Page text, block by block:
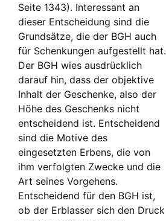
Seite 1343). Interessant an
dieser Entscheidung sind die
Grundsätze, die der BGH auch
für Schenkungen aufgestellt hat.
Der BGH wies ausdrücklich
darauf hin, dass der objektive
Inhalt der Geschenke, also der
Höhe des Geschenks nicht
entscheidend ist. Entscheidend
sind die Motive des
eingesetzten Erbens, die von
ihm verfolgten Zwecke und die
Art seines Vorgehens.
Entscheidend für den BGH ist,
ob der Erblasser sich den Druck